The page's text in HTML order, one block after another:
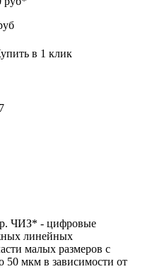
в 1 клик
ЧИЗ* - цифровые
линейных
малых размеров с
50 мкм в зависимости от